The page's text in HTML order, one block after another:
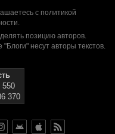
с политикой
.
позицию авторов.
несут авторы текстов.
550
370